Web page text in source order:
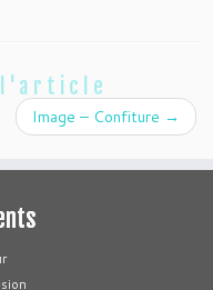
l'article
Image – Confiture →